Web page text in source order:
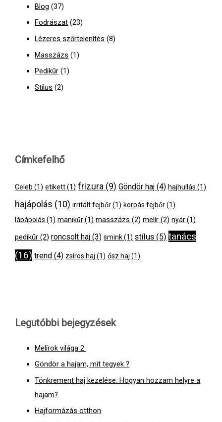
Blog (37)
Fodrászat (23)
Lézeres szőrtelenítés (8)
Masszázs (1)
Pedikűr (1)
Stílus (2)
Címkefelhő
Celeb (1) etikett(1) frizura (9) Göndör haj (4) hajhullás (1)
hajápolás (10) irritált fejbőr(1) korpás fejbőr(1)
lábápolás (1) manikűr(1) masszázs (2) melír (2) nyár(1)
pedikűr (2) roncsolt haj (3) smink(1) stílus (5) tanács
(16) trend (4) zsíros haj (1) ősz haj (1)
Legutóbbi bejegyzések
Melírok világa 2.
Göndör a hajam, mit tegyek ?
Tönkrement haj kezelése. Hogyan hozzam helyre a
hajam?
Hajformázás otthon